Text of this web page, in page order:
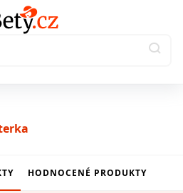
HODNOCENÉ PRODUKTY